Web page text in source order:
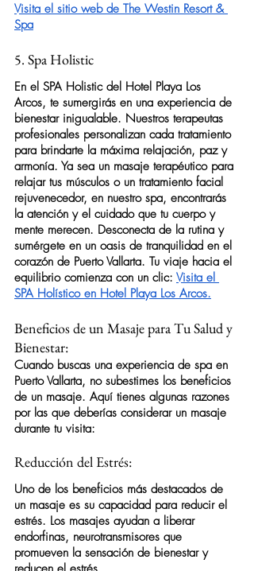
Visita el sitio web de The Westin Resort &
Spa
5. Spa Holistic
En el SPA Holistic del Hotel Playa Los
Arcos, te sumergirás en una experiencia de
bienestar inigualable. Nuestros terapeutas
profesionales personalizan cada tratamiento
para brindarte la máxima relajación, paz y
armonía. Ya sea un masaje terapéutico para
relajar tus músculos o un tratamiento facial
rejuvenecedor, en nuestro spa, encontrarás
la atención y el cuidado que tu cuerpo y
mente merecen. Desconecta de la rutina y
sumérgete en un oasis de tranquilidad en el
corazón de Puerto Vallarta. Tu viaje hacia el
equilibrio comienza con un clic: Visita el
SPA Holístico en Hotel Playa Los Arcos.
Beneficios de un Masaje para Tu Salud y
Bienestar:
Cuando buscas una experiencia de spa en
Puerto Vallarta, no subestimes los beneficios
de un masaje. Aquí tienes algunas razones
por las que deberías considerar un masaje
durante tu visita:
Reducción del Estrés:
Uno de los beneficios más destacados de
un masaje es su capacidad para reducir el
estrés. Los masajes ayudan a liberar
endorfinas, neurotransmisores que
promueven la sensación de bienestar y